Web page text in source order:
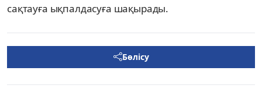
сақтауға ықпалдасуға шақырады.
Бөлісу